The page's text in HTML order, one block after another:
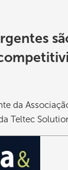
da
Teltec